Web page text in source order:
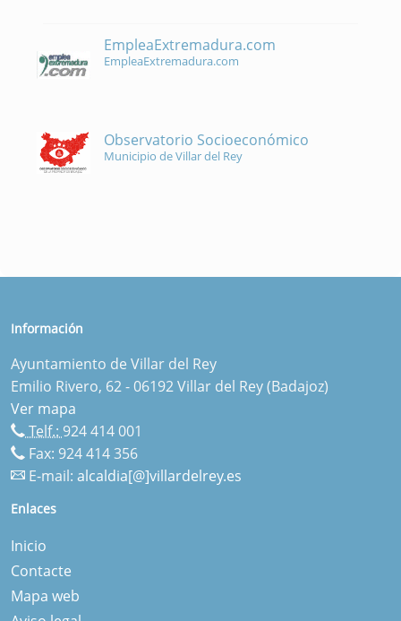
EmpleaExtremadura.com
EmpleaExtremadura.com
Observatorio Socioeconómico
Municipio de Villar del Rey
Información
Ayuntamiento de Villar del Rey
Emilio Rivero, 62 - 06192 Villar del Rey (Badajoz)
Ver mapa
Telf.: 924 414 001
Fax: 924 414 356
E-mail: alcaldia[@]villardelrey.es
Enlaces
Inicio
Contacte
Mapa web